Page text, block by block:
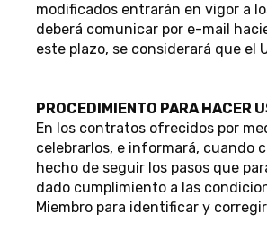
modificados entrarán en vigor a
deberá comunicar por e-mail
este plazo, se considerará que
PROCEDIMIENTO PARA HACER
En los contratos ofrecidos por
celebrarlos, e informará, cuando
hecho de seguir los pasos que
dado cumplimiento a las
Miembro para identificar y